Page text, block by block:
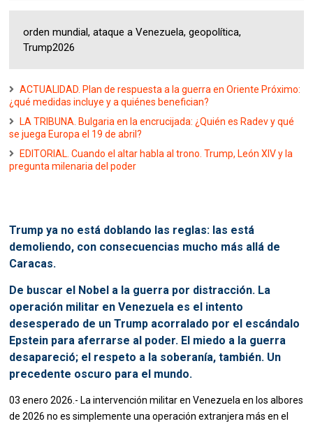
orden mundial, ataque a Venezuela, geopolítica,
Trump2026
ACTUALIDAD. Plan de respuesta a la guerra en Oriente Próximo:
¿qué medidas incluye y a quiénes benefician?
LA TRIBUNA. Bulgaria en la encrucijada: ¿Quién es Radev y qué
se juega Europa el 19 de abril?
EDITORIAL. Cuando el altar habla al trono. Trump, León XIV y la
pregunta milenaria del poder
Trump ya no está doblando las reglas: las está
demoliendo, con consecuencias mucho más allá de
Caracas.
De buscar el Nobel a la guerra por distracción. La
operación militar en Venezuela es el intento
desesperado de un Trump acorralado por el escándalo
Epstein para aferrarse al poder. El miedo a la guerra
desapareció; el respeto a la soberanía, también. Un
precedente oscuro para el mundo.
03 enero 2026.- La intervención militar en Venezuela en los albores
de 2026 no es simplemente una operación extranjera más en el